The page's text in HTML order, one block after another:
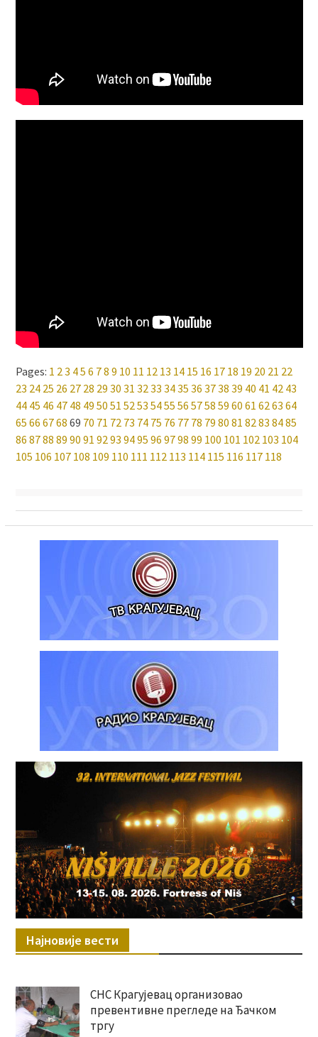
Pages: 1 23 45 6 78 9 10 11 12 13 14 15 16 17 18 19 20 21 22
23 24 25 26 27 28 29 30 31 3233 3435 36 3738 39 40 41 42 43
44 45 46 47 48 49 50 51 5253 5455 56 5758 59 60 61 6263 64
65 66 6768 69 70 71 72 73 74 75 76 77 78 79 80 81 8283 8485
86 8788 89 90 91 9293 9495 96 9798 99 100 101 102 103 104
105 106 107 108 109 110 111 112 113 114 115 116 117 118
Најновије вести
СНС Крагујевац организовао
превентивне прегледе на Ђачком
тргу